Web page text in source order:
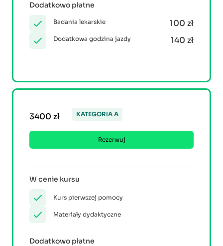
Dodatkowo płatne
Badania lekarskie 100 zł
Dodatkowa godzina jazdy 140 zł
3400 zł KATEGORIA A
Rezerwuj
W cenie kursu
Kurs pierwszej pomocy
Materiały dydaktyczne
Dodatkowo płatne